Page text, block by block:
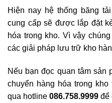
Hiện nay hệ thống băng
cung cấp sẽ được lắp đặt
hóa trong kho. Vì vậy
các giải pháp lưu trữ kho
Nếu bạn đọc quan tâm sản
chuyển hàng hóa trong
qua hotline 086.758.9999 để